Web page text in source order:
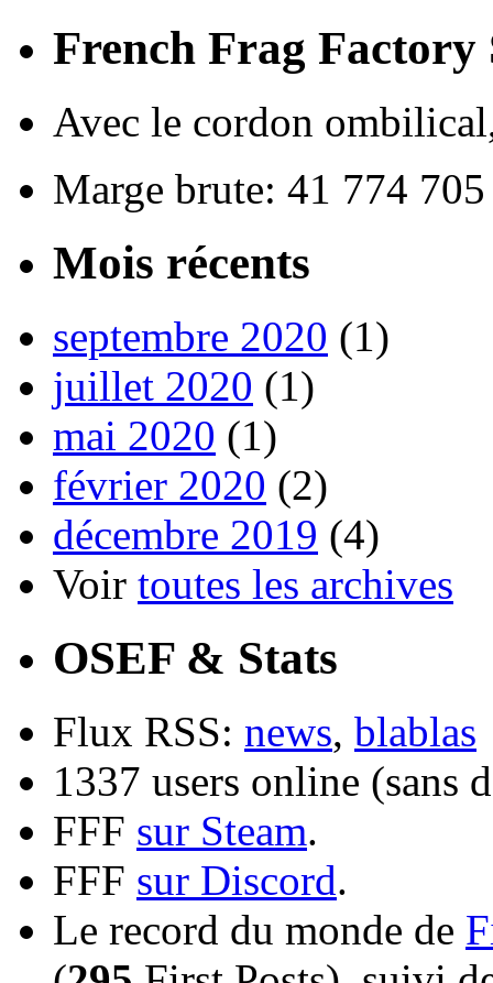
French Frag Factory
Avec le cordon
Marge brute: 41 774
Mois récents
septembre 2020 (1)
juillet 2020 (1)
mai 2020 (1)
février 2020 (2)
décembre 2019 (4)
Voir toutes les archives
OSEF & Stats
Flux RSS: news, blablas
1337 users online (sans
FFF sur Steam.
FFF sur Discord.
Le record du monde de